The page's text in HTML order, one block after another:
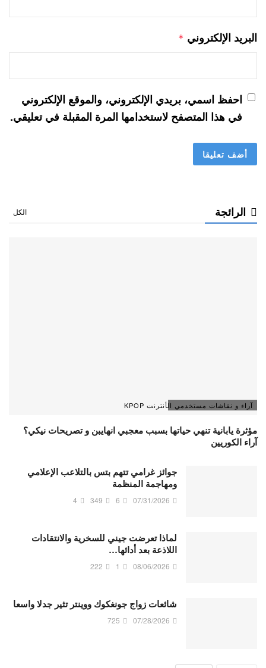
البريد الإلكتروني *
احفظ اسمي، بريدي الإلكتروني، والموقع الإلكتروني
في هذا المتصفح لاستخدامها المرة المقبلة في تعليقي.
الرائجة الكل
آراء و نقاشات مستخدمي الأنترنت KPOP
مؤثرة يابانية تنهي حياتها بسبب معجبي انهايبن و تصريحات نيكي؟
آراء الكوريين
جوائز غرامي تتهم بتس بالتلاعب الإعلامي
ومهاجمة المنظمة
07/31/2026
6
349
4
لماذا تعرضت جيني للسخرية والانتقادات
اللاذعة بعد أدائها…
08/06/2026
1
222
شائعات زواج جونغكوك ووينتر تثير جدلا واسعا
07/28/2026
725